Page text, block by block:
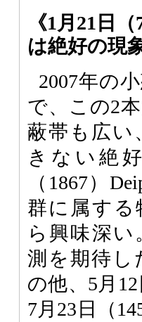
《1月21日
は絶好の現
2007年の
で、この2
蔽帯も広い
きない絶
（1867）
群に属する
ら興味深
測を期待し
の他、5月12
7月23日（